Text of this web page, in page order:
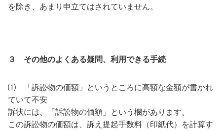
を除き、あまり申立てはされていません。
３ その他のよくある疑問、利用できる手続
⑴ 「訴訟物の価額」というところに高額な金額が書かれ
ていて不安
訴状には、「訴訟物の価額」という欄があります。
この訴訟物の価額は、訴え提起手数料（印紙代）を計算す